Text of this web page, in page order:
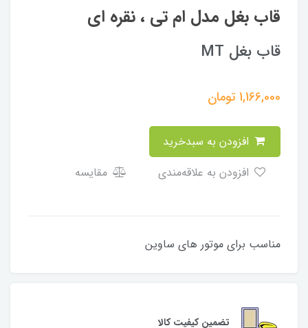
قاب بغل مدل ام تی ، نقره ای
قاب بغل MT
1,166,000تومان
مقایسه
مناسب برای موتور های ساوین
تضمین کیفیت کالا